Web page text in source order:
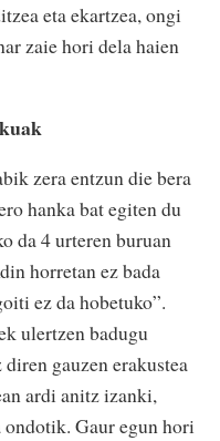
eta ekartzea, ongi
zaie hori dela haien
zera entzun die bera
hanka bat egiten du
da 4 urteren buruan
horretan ez bada
ez da hobetuko”.
ulertzen badugu
gauzen erakustea
ardi anitz izanki,
Gaur egun hori